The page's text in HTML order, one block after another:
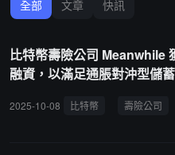
全部 文章 快訊
比特幣壽險公司 Meanwhile
融資，以滿足通脹對沖型儲
2025-10-08 比特幣 壽險公司